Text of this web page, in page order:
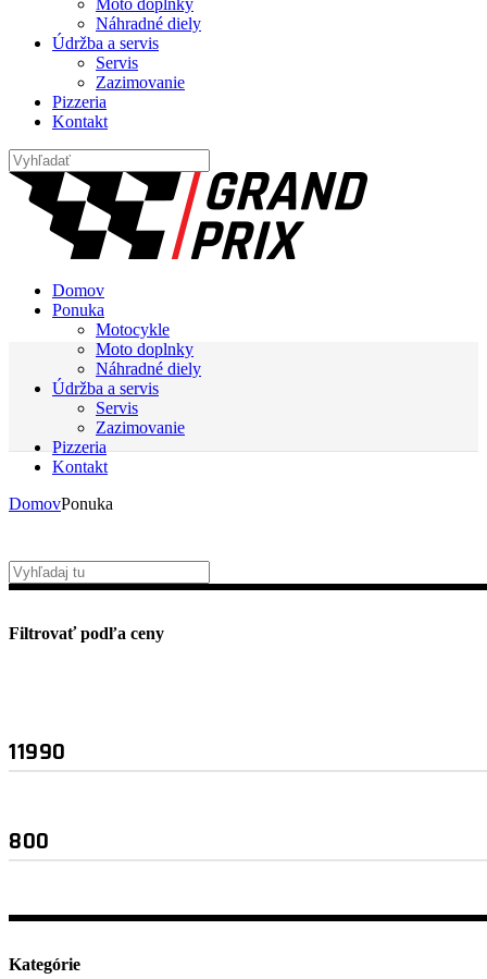
Moto doplnky
Náhradné diely
Údržba a servis
Servis
Zazimovanie
Pizzeria
Kontakt
Domov
Ponuka
Motocykle
Moto doplnky
Náhradné diely
Údržba a servis
Servis
Zazimovanie
Pizzeria
Kontakt
DomovPonuka
Filtrovať podľa ceny
Minimálna
Maximálna
Kategórie